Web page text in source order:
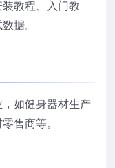
装教程、入门教
据。
如健身器材生产
售商等。